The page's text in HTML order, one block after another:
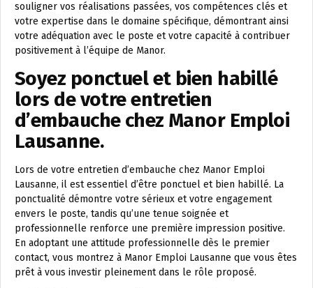
souligner vos réalisations passées, vos compétences clés et
votre expertise dans le domaine spécifique, démontrant ainsi
votre adéquation avec le poste et votre capacité à contribuer
positivement à l’équipe de Manor.
Soyez ponctuel et bien habillé
lors de votre entretien
d’embauche chez Manor Emploi
Lausanne.
Lors de votre entretien d’embauche chez Manor Emploi
Lausanne, il est essentiel d’être ponctuel et bien habillé. La
ponctualité démontre votre sérieux et votre engagement
envers le poste, tandis qu’une tenue soignée et
professionnelle renforce une première impression positive.
En adoptant une attitude professionnelle dès le premier
contact, vous montrez à Manor Emploi Lausanne que vous êtes
prêt à vous investir pleinement dans le rôle proposé.